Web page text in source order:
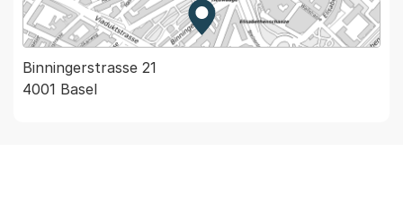
Zur Karte von MapBS.
Externer Link, wird in einem
Binningerstrasse 21
4001 Basel